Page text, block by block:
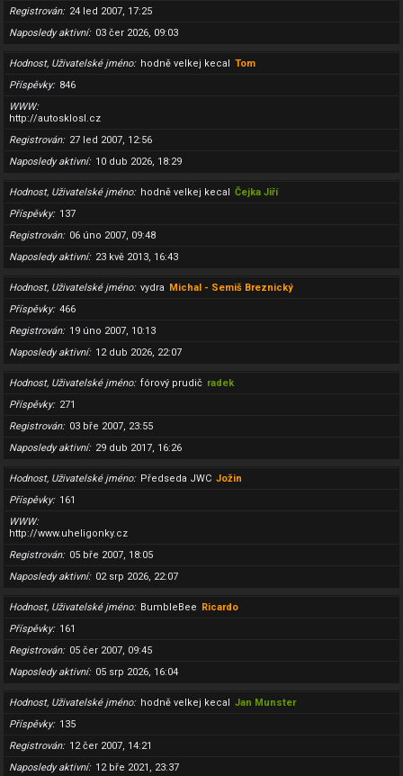
Registrován
24 led 2007, 17:25
Naposledy aktivní
03 čer 2026, 09:03
Hodnost, Uživatelské jméno hodně velkej kecal Tom
Příspěvky
846
WWW
http://autosklosl.cz
Registrován
27 led 2007, 12:56
Naposledy aktivní
10 dub 2026, 18:29
Hodnost, Uživatelské jméno hodně velkej kecal Čejka Jiří
Příspěvky
137
Registrován
06 úno 2007, 09:48
Naposledy aktivní
23 kvě 2013, 16:43
Hodnost, Uživatelské jméno vydra Michal - Semiš Breznický
Příspěvky
466
Registrován
19 úno 2007, 10:13
Naposledy aktivní
12 dub 2026, 22:07
Hodnost, Uživatelské jméno fórový prudič radek
Příspěvky
271
Registrován
03 bře 2007, 23:55
Naposledy aktivní
29 dub 2017, 16:26
Hodnost, Uživatelské jméno Předseda JWC Jožin
Příspěvky
161
WWW
http://www.uheligonky.cz
Registrován
05 bře 2007, 18:05
Naposledy aktivní
02 srp 2026, 22:07
Hodnost, Uživatelské jméno BumbleBee Ricardo
Příspěvky
161
Registrován
05 čer 2007, 09:45
Naposledy aktivní
05 srp 2026, 16:04
Hodnost, Uživatelské jméno hodně velkej kecal Jan Munster
Příspěvky
135
Registrován
12 čer 2007, 14:21
Naposledy aktivní
12 bře 2021, 23:37